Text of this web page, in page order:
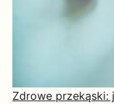
Zdrowe